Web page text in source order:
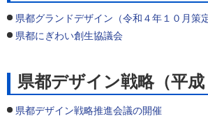
県都グランドデザイン（令和４年１０月策定
県都にぎわい創生協議会
県都デザイン戦略（平成
県都デザイン戦略推進会議の開催